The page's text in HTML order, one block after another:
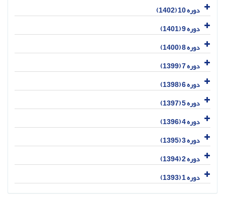
دوره 10 (1402)
دوره 9 (1401)
دوره 8 (1400)
دوره 7 (1399)
دوره 6 (1398)
دوره 5 (1397)
دوره 4 (1396)
دوره 3 (1395)
دوره 2 (1394)
دوره 1 (1393)